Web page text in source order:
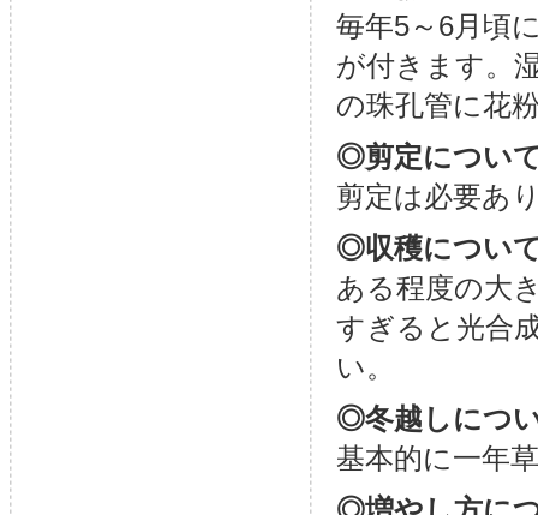
毎年5～6月頃
が付きます。
の珠孔管に花
◎剪定につい
剪定は必要あ
◎収穫につい
ある程度の大
すぎると光合
い。
◎冬越しにつ
基本的に一年